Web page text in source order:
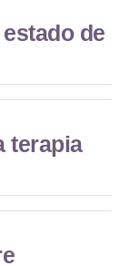
de
terapia